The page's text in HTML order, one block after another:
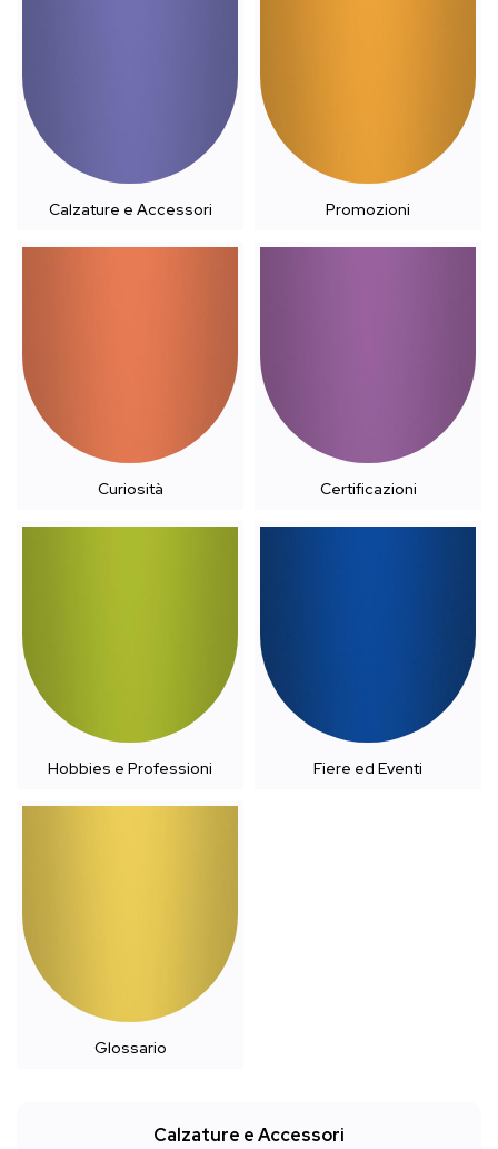
Calzature e Accessori Promozioni
Curiosità Certificazioni
Hobbies e Professioni Fiere ed Eventi
Glossario
Calzature e Accessori